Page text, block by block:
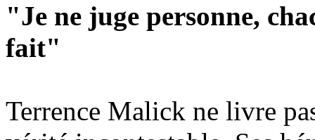
"Je ne juge personne,
fait"
Terrence Malick ne livre